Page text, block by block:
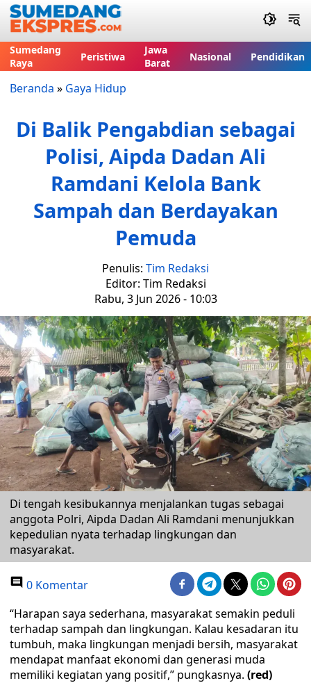
Sumedang
Raya
Peristiwa
Jawa
Barat
Nasional Pendidikan
Beranda » Gaya Hidup
Di Balik Pengabdian sebagai
Polisi, Aipda Dadan Ali
Ramdani Kelola Bank
Sampah dan Berdayakan
Pemuda
Penulis: Tim Redaksi
Editor: Tim Redaksi
Rabu, 3 Jun 2026 - 10:03
Di tengah kesibukannya menjalankan tugas sebagai
anggota Polri, Aipda Dadan Ali Ramdani menunjukkan
kepedulian nyata terhadap lingkungan dan
masyarakat.
0 Komentar
“Harapan saya sederhana, masyarakat semakin peduli
terhadap sampah dan lingkungan. Kalau kesadaran itu
tumbuh, maka lingkungan menjadi bersih, masyarakat
mendapat manfaat ekonomi dan generasi muda
memiliki kegiatan yang positif,” pungkasnya. (red)